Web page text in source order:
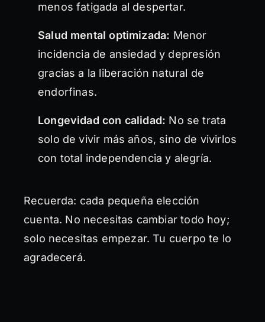
menos fatigada al despertar.
Salud mental optimizada: Menor
incidencia de ansiedad y depresión
gracias a la liberación natural de
endorfinas.
Longevidad con calidad: No se trata
solo de vivir más años, sino de vivirlos
con total independencia y alegría.
Recuerda: cada pequeña elección
cuenta. No necesitas cambiar todo hoy;
solo necesitas empezar. Tu cuerpo te lo
agradecerá.